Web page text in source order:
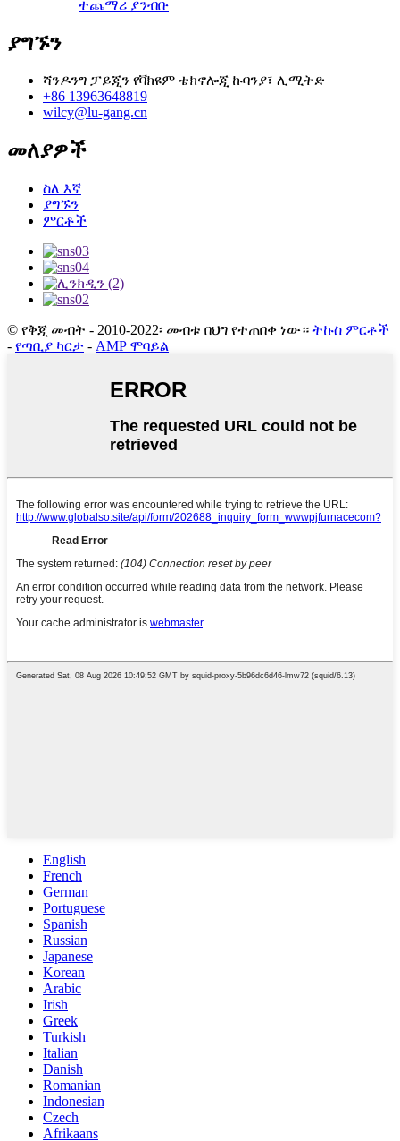
ተጨማሪ ያንብቡ
ያግኙን
ሻንዶንግ ፓይጂን የቫክዩም ቴክኖሎጂ ኩባንያ፣ ሊሚትድ
+86 13963648819
wilcy@lu-gang.cn
መለያዎች
ስለ እኛ
ያግኙን
ምርቶች
© የቅጂ መብት - 2010-2022፡ መብቱ በህግ የተጠበቀ ነው። ትኩስ ምርቶች
- የጣቢያ ካርታ - AMP ሞባይል
English
French
German
Portuguese
Spanish
Russian
Japanese
Korean
Arabic
Irish
Greek
Turkish
Italian
Danish
Romanian
Indonesian
Czech
Afrikaans